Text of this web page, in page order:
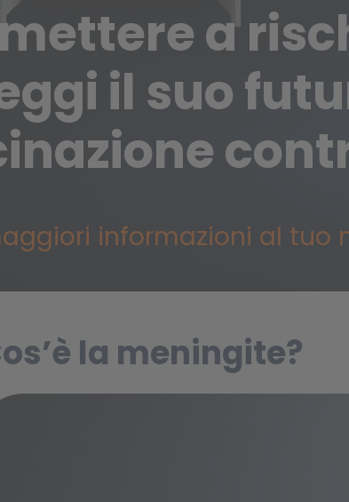
a
il suo
informazioni al tuo
la meningite?
Cookie per l’analisi delle prestazioni
pubblicitari